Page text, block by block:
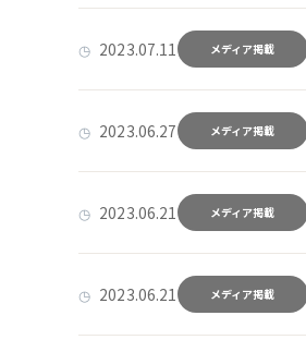
2023.07.11 メディア掲載
2023.06.27 メディア掲載
2023.06.21 メディア掲載
2023.06.21 メディア掲載